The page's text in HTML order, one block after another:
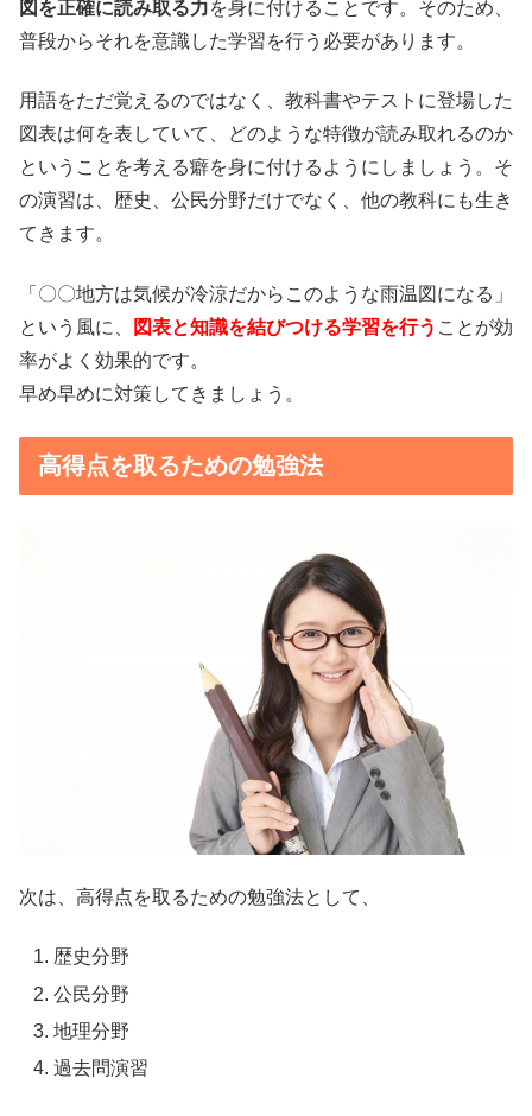
図を正確に読み取る力を身に付けることです。そのため、
普段からそれを意識した学習を行う必要があります。
用語をただ覚えるのではなく、教科書やテストに登場した
図表は何を表していて、どのような特徴が読み取れるのか
ということを考える癖を身に付けるようにしましょう。そ
の演習は、歴史、公民分野だけでなく、他の教科にも生き
てきます。
「〇〇地方は気候が冷涼だからこのような雨温図になる」
という風に、
図表と知識を結びつける学習を行う ことが効
率がよく効果的です。
早め早めに対策してきましょう。
高得点を取るための勉強法
次は、高得点を取るための勉強法として、
歴史分野
公民分野
地理分野
過去問演習